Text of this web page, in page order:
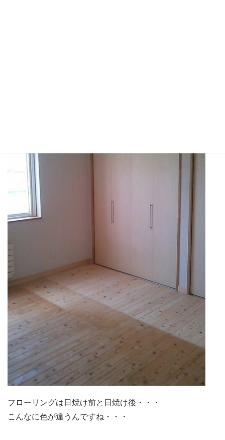
フローリングは日焼け前と日焼け後・・・
こんなに色が違うんですね・・・